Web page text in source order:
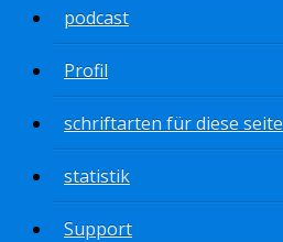
podcast
Profil
schriftarten für diese seite
statistik
Support